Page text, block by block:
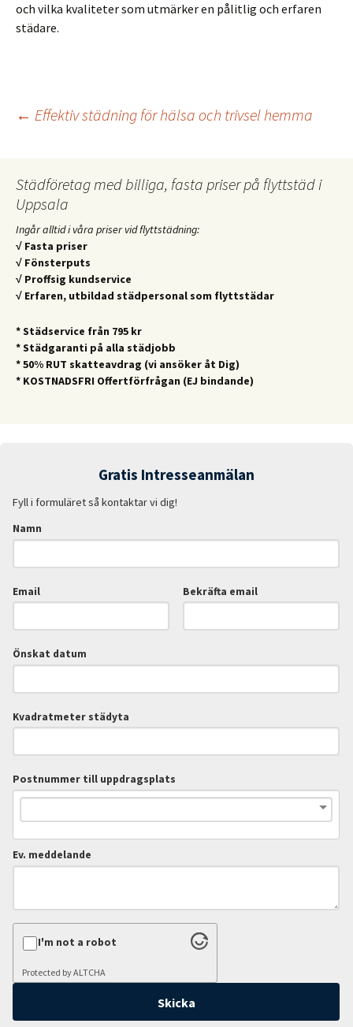
och vilka kvaliteter som utmärker en pålitlig och erfaren
städare.
Inläggsnavigering
← Effektiv städning för hälsa och trivsel hemma
Städföretag med billiga, fasta priser på flyttstäd i
Uppsala
Ingår alltid i våra priser vid flyttstädning:
√ Fasta priser
√ Fönsterputs
√ Proffsig kundservice
√ Erfaren, utbildad städpersonal som flyttstädar
* Städservice från 795 kr
* Städgaranti på alla städjobb
* 50% RUT skatteavdrag (vi ansöker åt Dig)
* KOSTNADSFRI Offertförfrågan (EJ bindande)
Gratis Intresseanmälan
Fyll i formuläret så kontaktar vi dig!
Namn
Email Bekräfta email
Önskat datum
Kvadratmeter städyta
Postnummer till uppdragsplats
Ev. meddelande
I'm not a robot
Protected byALTCHA